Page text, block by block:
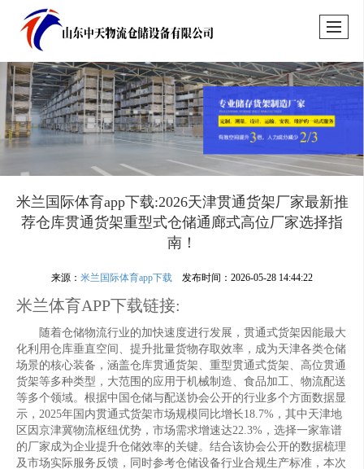
米兰国际体育app下载:2026天津贯通货架厂家最新推
荐仓库贯通货架重型式仓储通廊式高位厂家选择指
南！
来源：米兰国际体育app下载 发布时间：2026-05-28 14:44:22
米兰体育APP下载链接:
随着仓储物流行业的加快速度进行发展，贯通式货架因能最大
化利用仓库垂直空间、提升批量货物存取效率，成为天津各类仓储
场景的核心装备，涵盖仓库贯通货架、重型贯通式货架、高位贯通
货架等多种类型，大范围的应用于机械制造、食品加工、物流配送
等多个领域。根据中国仓储与配送协会公开的行业多个方面数据显
示，2025年国内贯通式货架市场规模同比增长18.7%，其中天津地
区因京津冀物流枢纽优势，市场需求增速达22.3%，选择一家靠谱
的厂家成为企业提升仓储效率的关键。结合该协会公开的数据梳理
及市场实际服务反馈，同时参考仓储设备行业合规生产标准，本次